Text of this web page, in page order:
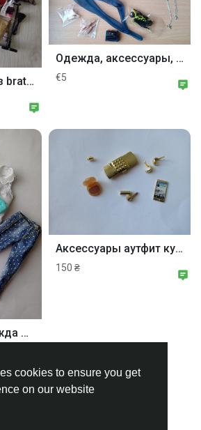
cookies to ensure you get
on our website
Кукла Братзиллаз bratzillaz мга mga.
Одежда, аксессуары, обувь, сумка Poppy Parker Sooki Spooky Integrity
€5
Аксессуары одежда обувь очки коллекционной куклы Барби делюкс стиль Мидж (мошка) Barbie style Midge mattel.
Аксессуары аутфит куклы Барби высокая мода Ночной гламур Barbie The look metallik mini doll nighttime glamour mattel.
150 ₴
1 2 3